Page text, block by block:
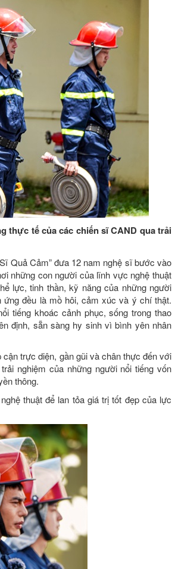
thực tế của các chiến sĩ CAND qua trải
Quả Cảm” đưa 12 nam nghệ sĩ bước vào
những con người của lĩnh vực nghệ thuật
lực, tinh thần, kỹ năng của những người
đều là mồ hôi, cảm xúc và ý chí thật.
tiếng khoác cảnh phục, sống trong thao
định, sẵn sàng hy sinh vì bình yên nhân
trực diện, gần gũi và chân thực đến với
nghiệm của những người nổi tiếng vốn
thông.
thuật để lan tỏa giá trị tốt đẹp của lực